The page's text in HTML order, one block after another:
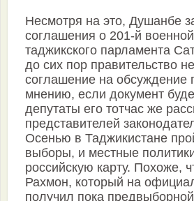
Несмотря на это, Душанбе
соглашения о 201-й
таджикского парламента
до сих пор правительство
соглашение на обсуждение
мнению, если документ
депутаты его тотчас же
представителей
Осенью в Таджикистане
выборы, и местные
российскую карту. Похоже,
Рахмон, который на
получил пока